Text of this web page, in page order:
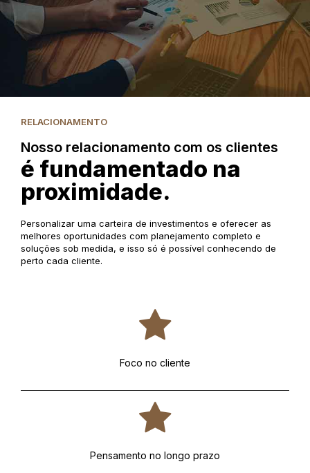
RELACIONAMENTO
Nosso relacionamento com os clientes
é fundamentado na
proximidade.
Personalizar uma carteira de investimentos e oferecer as
melhores oportunidades com planejamento completo e
soluções sob medida, e isso só é possível conhecendo de
perto cada cliente.
Foco no cliente
Pensamento no longo prazo